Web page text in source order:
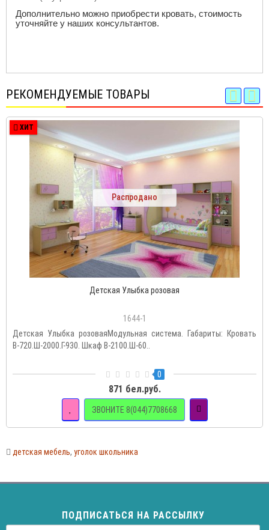
Дополнительно можно приобрести кровать, стоимость
уточняйте у наших консультантов.
РЕКОМЕНДУЕМЫЕ ТОВАРЫ
ХИТ
Распродано
Детская Улыбка розовая
1644-1
Детская Улыбка розоваяМодульная система. Габариты: Кровать
В-720.Ш-2000.Г-930. Шкаф В-2100.Ш-60..
0
871 бел.руб.
ЗВОНИТЕ 8(044)7708668
детская мебель, уголок школьника
ПОДПИСАТЬСЯ НА РАССЫЛКУ